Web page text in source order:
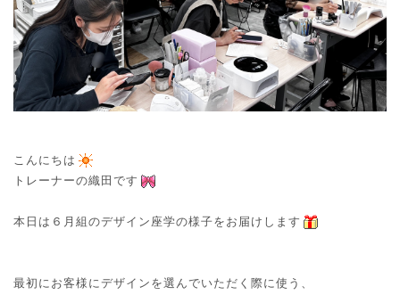
o
n
o
n
こんにちは
トレーナーの織田です
本日は６月組のデザイン座学の様子をお届けします
最初にお客様にデザインを選んでいただく際に使う、